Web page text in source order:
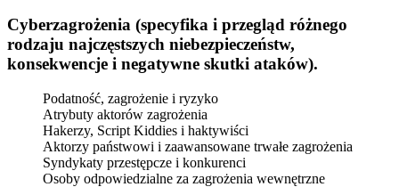
Cyberzagrożenia (specyfika i przegląd różnego
rodzaju najczęstszych niebezpieczeństw,
konsekwencje i negatywne skutki ataków).
Podatność, zagrożenie i ryzyko
Atrybuty aktorów zagrożenia
Hakerzy, Script Kiddies i haktywiści
Aktorzy państwowi i zaawansowane trwałe zagrożenia
Syndykaty przestępcze i konkurenci
Osoby odpowiedzialne za zagrożenia wewnętrzne